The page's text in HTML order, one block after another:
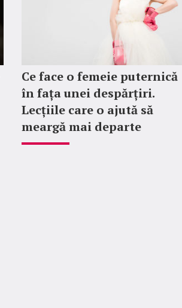
Ce face o femeie puternică
în fața unei despărțiri.
Lecțiile care o ajută să
meargă mai departe